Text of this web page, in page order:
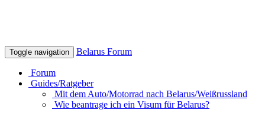
Toggle navigation Belarus Forum
Forum
Guides/Ratgeber
Mit dem Auto/Motorrad nach Belarus/Weißrussland
Wie beantrage ich ein Visum für Belarus?